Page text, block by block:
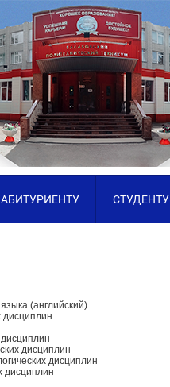
АБИТУРИЕНТУ СТУДЕНТУ
(английский)
дисциплин
дисциплин
дисциплин
дисциплин